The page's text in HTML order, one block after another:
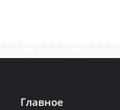
Главное